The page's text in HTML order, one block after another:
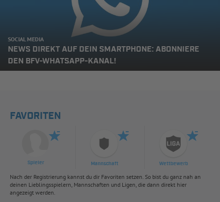
SOCIAL MEDIA
NEWS DIREKT AUF DEIN SMARTPHONE: ABONNIERE
DEN BFV-WHATSAPP-KANAL!
FAVORITEN
Spieler Mannschaft Wettbewerb
Nach der Registrierung kannst du dir Favoriten setzen. So bist du ganz nah an
deinen Lieblingsspielern, Mannschaften und Ligen, die dann direkt hier
angezeigt werden.